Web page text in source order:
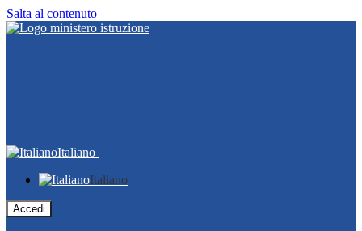
Salta al contenuto
Italiano
Italiano
Accedi